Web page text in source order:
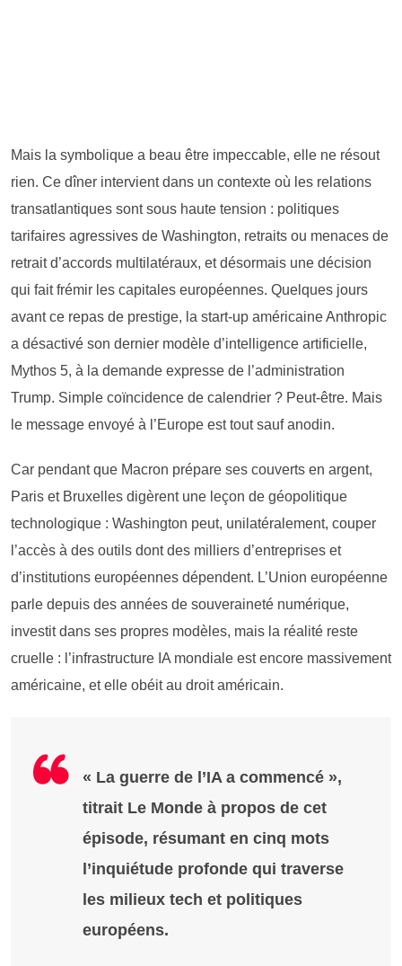
Mais la symbolique a beau être impeccable, elle ne résout
rien. Ce dîner intervient dans un contexte où les relations
transatlantiques sont sous haute tension : politiques
tarifaires agressives de Washington, retraits ou menaces de
retrait d’accords multilatéraux, et désormais une décision
qui fait frémir les capitales européennes. Quelques jours
avant ce repas de prestige, la start-up américaine Anthropic
a désactivé son dernier modèle d’intelligence artificielle,
Mythos 5, à la demande expresse de l’administration
Trump. Simple coïncidence de calendrier ? Peut-être. Mais
le message envoyé à l’Europe est tout sauf anodin.
Car pendant que Macron prépare ses couverts en argent,
Paris et Bruxelles digèrent une leçon de géopolitique
technologique : Washington peut, unilatéralement, couper
l’accès à des outils dont des milliers d’entreprises et
d’institutions européennes dépendent. L’Union européenne
parle depuis des années de souveraineté numérique,
investit dans ses propres modèles, mais la réalité reste
cruelle : l’infrastructure IA mondiale est encore massivement
américaine, et elle obéit au droit américain.
« La guerre de l’IA a commencé »,
titrait Le Monde à propos de cet
épisode, résumant en cinq mots
l’inquiétude profonde qui traverse
les milieux tech et politiques
européens.